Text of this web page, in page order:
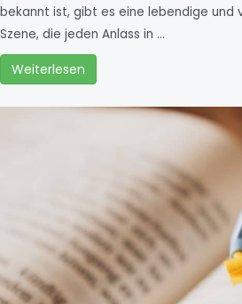
bekannt ist, gibt es eine lebendige
Szene, die jeden Anlass in …
Weiterlesen